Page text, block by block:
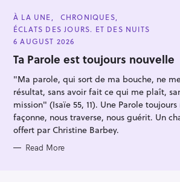
C
A
T
E
O
R
E
À LA UNE
CHRONIQUES
ÉCLATS DES JOURS. ET DES NUITS
6 AUGUST 2026
Ta Parole est toujours nouvelle
"Ma parole, qui sort de ma bouche, ne
résultat, sans avoir fait ce qui me plaît,
mission" (Isaïe 55, 11). Une Parole
façonne, nous traverse, nous guérit. Un
offert par Christine Barbey.
Read More
h
f
o